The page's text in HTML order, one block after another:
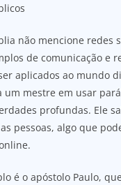
não mencione redes
de comunicação e
aplicados ao mundo
um mestre em usar
profundas. Ele
pessoas, algo que
é o apóstolo Paulo,